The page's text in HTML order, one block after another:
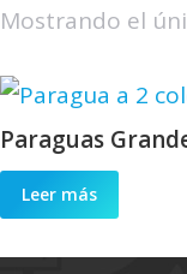
Mostrando el
Paraguas
Leer más